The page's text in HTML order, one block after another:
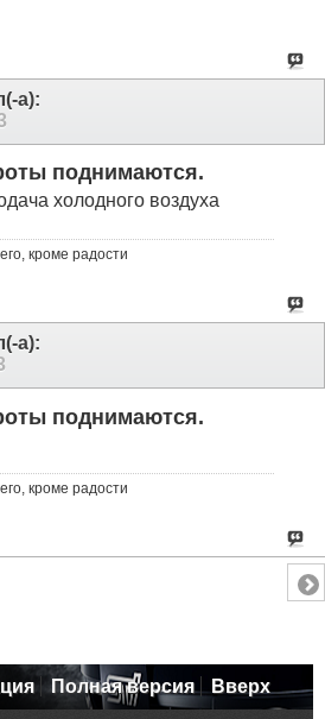
а):
поднимаются.
холодного воздуха
кроме радости
а):
поднимаются.
кроме радости
Полная версия Вверх